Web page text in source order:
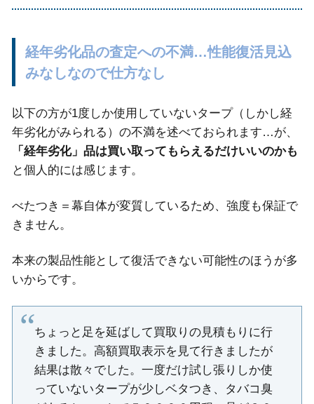
経年劣化品の査定への不満…性能復活見込
みなしなので仕方なし
以下の方が1度しか使用していないタープ（しかし経
年劣化がみられる）の不満を述べておられます…が、
「経年劣化」品は買い取ってもらえるだけいいのかも
と個人的には感じます。
べたつき＝幕自体が変質しているため、強度も保証で
きません。
本来の製品性能として復活できない可能性のほうが多
いからです。
ちょっと足を延ばして買取りの見積もりに行
きました。高額買取表示を見て行きましたが
結果は散々でした。一度だけ試し張りしか使
っていないタープが少しベタつき、タバコ臭